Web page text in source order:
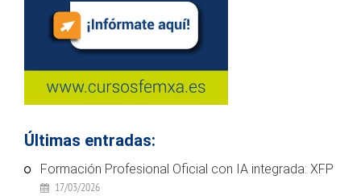
Últimas entradas:
Formación Profesional Oficial con IA integrada: XFP
17/03/2026